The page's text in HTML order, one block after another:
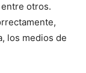
otros.
los medios de